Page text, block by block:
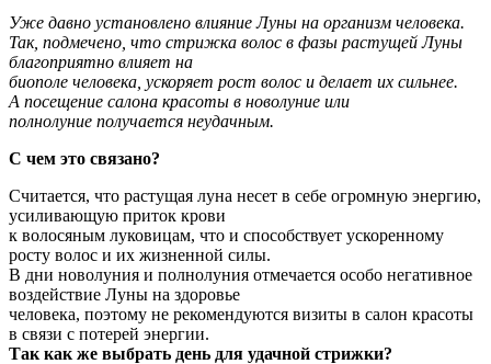
Уже давно установлено влияние Луны на организм человека.
Так, подмечено, что стрижка волос в фазы растущей Луны
благоприятно влияет на
биополе человека, ускоряет рост волос и делает их сильнее.
А посещение салона красоты в новолуние или
полнолуние получается неудачным.
С чем это связано?
Считается, что растущая луна несет в себе огромную энергию,
усиливающую приток крови
к волосяным луковицам, что и способствует ускоренному
росту волос и их жизненной силы.
В дни новолуния и полнолуния отмечается особо негативное
воздействие Луны на здоровье
человека, поэтому не рекомендуются визиты в салон красоты
в связи с потерей энергии.
Так как же выбрать день для удачной стрижки?